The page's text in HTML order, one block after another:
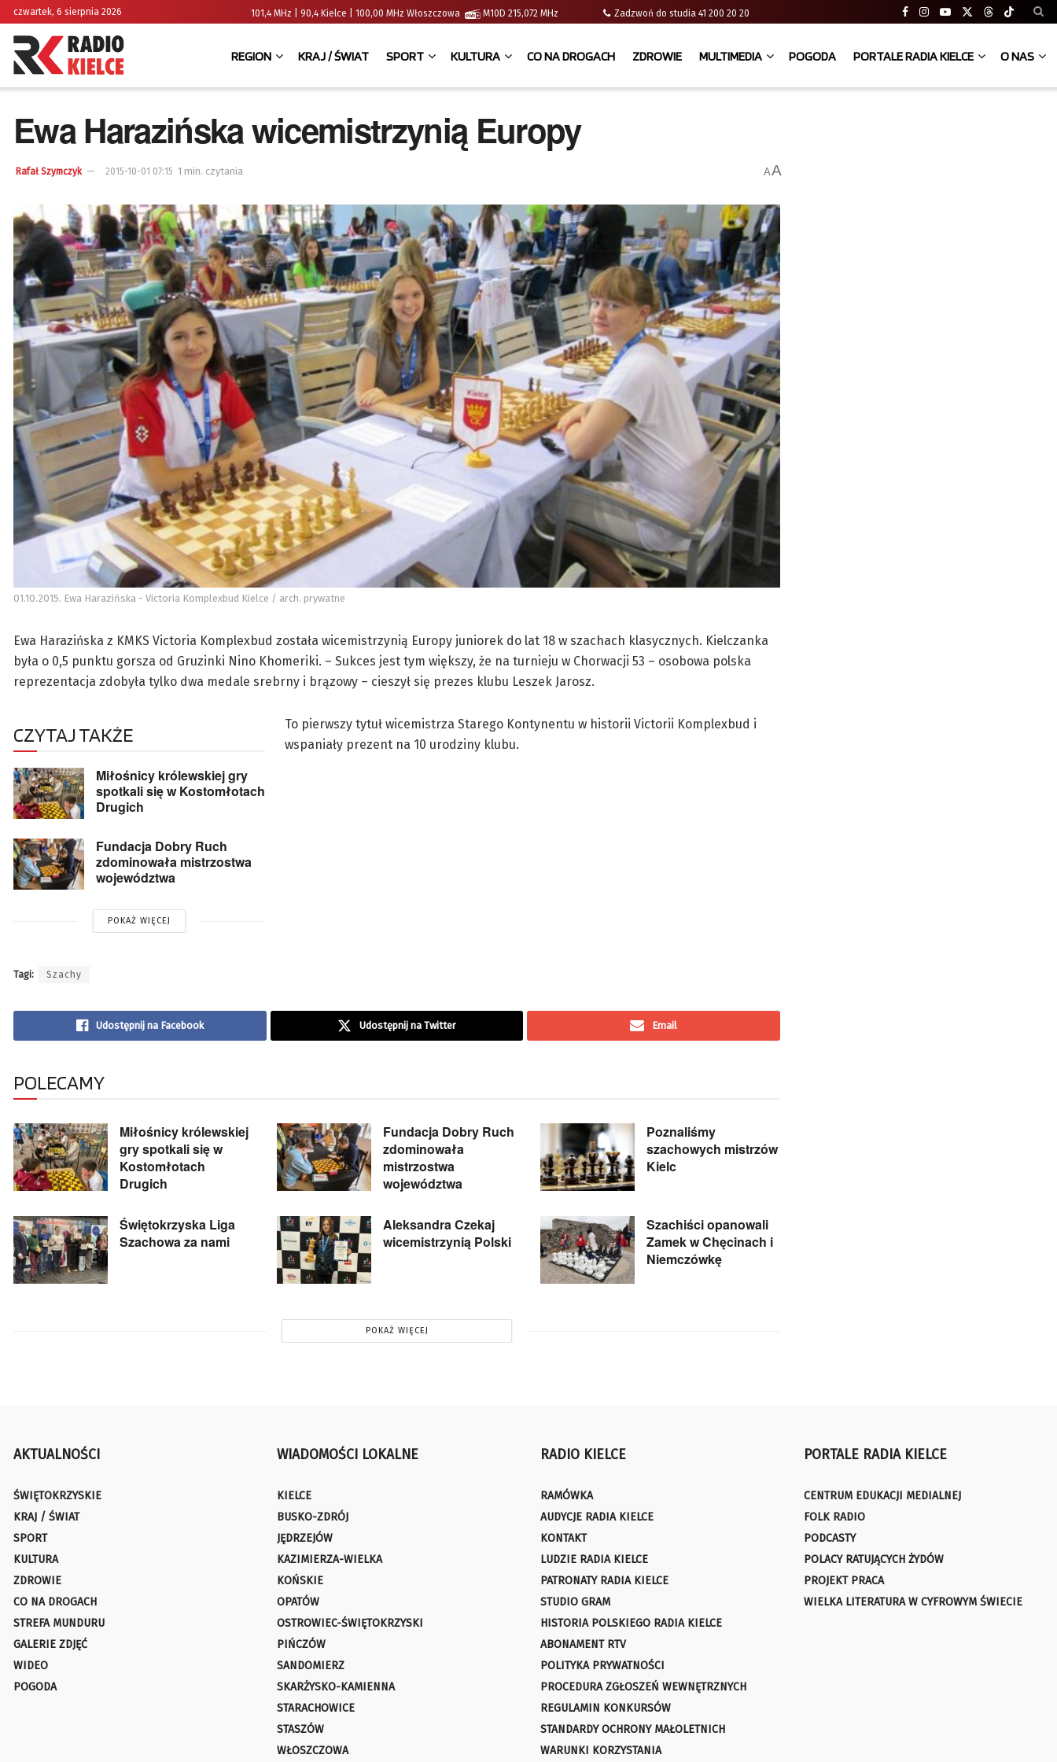
czwartek, 6 sierpnia 2026 101,4 MHz | 90,4 Kielce | 100,00 MHz Włoszczowa M10D 215,072 MHz Zadzwoń do studia 41 200 20 20
REGION KRAJ / ŚWIAT SPORT KULTURA CO NA DROGACH ZDROWIE MULTIMEDIA POGODA PORTALE RADIA KIELCE O NAS
Ewa Harazińska wicemistrzynią Europy
Rafał Szymczyk 2015-10-01 07:15 1 min. czytania AA
01.10.2015. Ewa Harazińska - Victoria Komplexbud Kielce / arch. prywatne
Ewa Harazińska z KMKS Victoria Komplexbud została wicemistrzynią Europy juniorek do lat 18 w szachach klasycznych. Kielczanka
była o 0,5 punktu gorsza od Gruzinki Nino Khomeriki. – Sukces jest tym większy, że na turnieju w Chorwacji 53 – osobowa polska
reprezentacja zdobyła tylko dwa medale srebrny i brązowy – cieszył się prezes klubu Leszek Jarosz.
CZYTAJ TAKŻE
Miłośnicy królewskiej gry
spotkali się w Kostomłotach
Drugich
Fundacja Dobry Ruch
zdominowała mistrzostwa
województwa
POKAŻ WIĘCEJ
To pierwszy tytuł wicemistrza Starego Kontynentu w historii Victorii Komplexbud i
wspaniały prezent na 10 urodziny klubu.
Tagi: Szachy
Udostępnij na Facebook Udostępnij na Twitter Email
POLECAMY
Miłośnicy królewskiej
gry spotkali się w
Kostomłotach
Drugich
Fundacja Dobry Ruch
zdominowała
mistrzostwa
województwa
Poznaliśmy
szachowych mistrzów
Kielc
Świętokrzyska Liga
Szachowa za nami
Aleksandra Czekaj
wicemistrzynią Polski
Szachiści opanowali
Zamek w Chęcinach i
Niemczówkę
POKAŻ WIĘCEJ
AKTUALNOŚCI
ŚWIĘTOKRZYSKIE
KRAJ / ŚWIAT
SPORT
KULTURA
ZDROWIE
CO NA DROGACH
STREFA MUNDURU
GALERIE ZDJĘĆ
WIDEO
POGODA
WIADOMOŚCI LOKALNE
KIELCE
BUSKO-ZDRÓJ
JĘDRZEJÓW
KAZIMIERZA-WIELKA
KOŃSKIE
OPATÓW
OSTROWIEC-ŚWIĘTOKRZYSKI
PIŃCZÓW
SANDOMIERZ
SKARŻYSKO-KAMIENNA
STARACHOWICE
STASZÓW
WŁOSZCZOWA
RADIO KIELCE
RAMÓWKA
AUDYCJE RADIA KIELCE
KONTAKT
LUDZIE RADIA KIELCE
PATRONATY RADIA KIELCE
STUDIO GRAM
HISTORIA POLSKIEGO RADIA KIELCE
ABONAMENT RTV
POLITYKA PRYWATNOŚCI
PROCEDURA ZGŁOSZEŃ WEWNĘTRZNYCH
REGULAMIN KONKURSÓW
STANDARDY OCHRONY MAŁOLETNICH
WARUNKI KORZYSTANIA
PORTALE RADIA KIELCE
CENTRUM EDUKACJI MEDIALNEJ
FOLK RADIO
PODCASTY
POLACY RATUJĄCYCH ŻYDÓW
PROJEKT PRACA
WIELKA LITERATURA W CYFROWYM ŚWIECIE